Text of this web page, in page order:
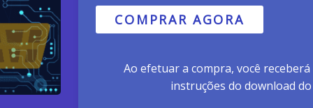
COMPRAR AGORA
Ao efetuar a compra, você
instruções do download